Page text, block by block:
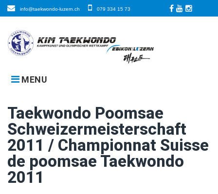
Skip
info@taekwondo-luzern.ch 079 334 15 73
MENU
Taekwondo Poomsae
Schweizermeisterschaft
2011 / Championnat Suisse
de poomsae Taekwondo
2011